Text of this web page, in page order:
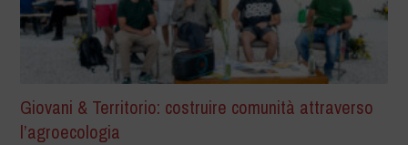
Giovani & Territorio: costruire comunità attraverso
l’agroecologia